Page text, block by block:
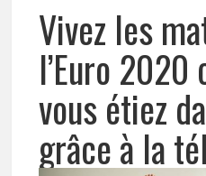
Vivez les
l’Euro
vous étiez
grâce à la